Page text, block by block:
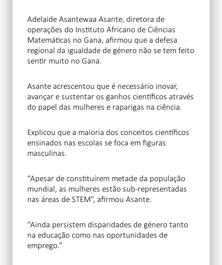
Adelaide Asantewaa Asante, diretora de
operações do Instituto Africano de Ciências
Matemáticas no Gana, afirmou que a defesa
regional da igualdade de género não se tem feito
sentir muito no Gana.
Asante acrescentou que é necessário inovar,
avançar e sustentar os ganhos científicos através
do papel das mulheres e raparigas na ciência.
Explicou que a maioria dos conceitos científicos
ensinados nas escolas se foca em figuras
masculinas.
“Apesar de constituírem metade da população
mundial, as mulheres estão sub-representadas
nas áreas de STEM”, afirmou Asante.
“Ainda persistem disparidades de género tanto
na educação como nas oportunidades de
emprego.”